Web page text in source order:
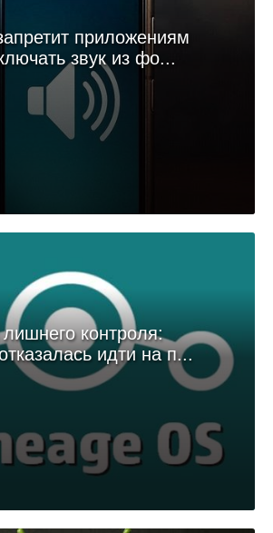
приложениям
звук из фо...
контроля:
идти на п...